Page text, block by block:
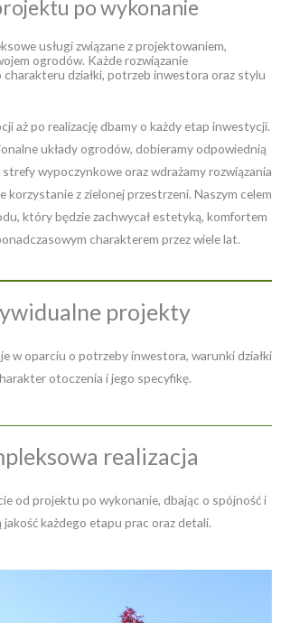
po wykonanie
usługi związane z projektowaniem,
ogrodów. Każde rozwiązanie
charakteru działki, potrzeb inwestora oraz stylu
aż po realizację dbamy o każdy etap inwestycji.
układy ogrodów, dobieramy odpowiednią
wypoczynkowe oraz wdrażamy rozwiązania
korzystanie z zielonej przestrzeni. Naszym celem
który będzie zachwycał estetyką, komfortem
charakterem przez wiele lat.
projekty
w oparciu o potrzeby inwestora, warunki działki
otoczenia i jego specyfikę.
realizacja
od projektu po wykonanie, dbając o spójność i
jakość każdego etapu prac oraz detali.